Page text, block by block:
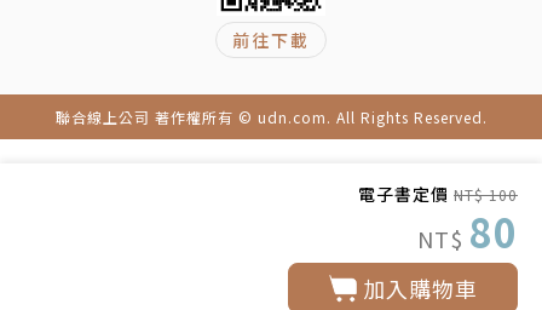
電子書定價 NT$ 100
NT$ 80
加入購物車
前往下載
聯合線上公司 著作權所有 © udn.com. All Rights Reserved.